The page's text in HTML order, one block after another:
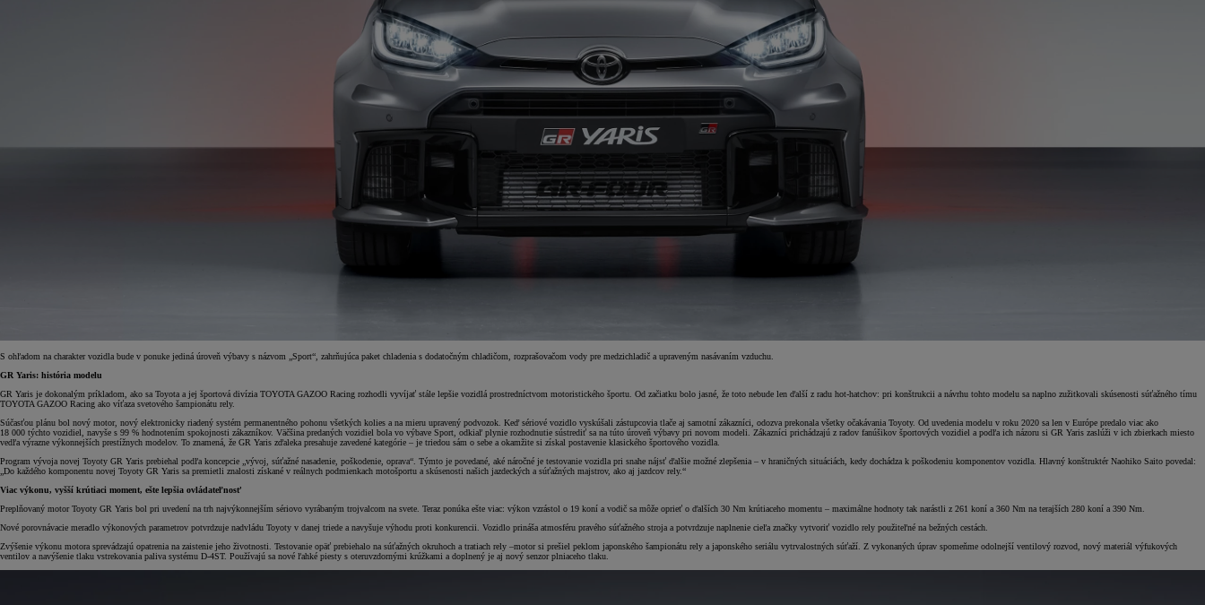
S ohľadom na charakter vozidla bude v ponuke jediná úroveň výbavy s názvom „Sport“, zahrňujúca paket chladenia s dodatočným chladičom, rozprašovačom vody pre medzichladič a upraveným nasávaním vzduchu.
GR Yaris: história modelu
GR Yaris je dokonalým príkladom, ako sa Toyota a jej športová divízia TOYOTA GAZOO Racing rozhodli vyvíjať stále lepšie vozidlá prostredníctvom motoristického športu. Od začiatku bolo jasné, že toto nebude len ďalší z radu hot-hatchov: pri konštrukcii a návrhu tohto modelu sa naplno zužitkovali skúsenosti súťažného tímu
TOYOTA GAZOO Racing ako víťaza svetového šampionátu rely.
Súčasťou plánu bol nový motor, nový elektronicky riadený systém permanentného pohonu všetkých kolies a na mieru upravený podvozok. Keď sériové vozidlo vyskúšali zástupcovia tlače aj samotní zákazníci, odozva prekonala všetky očakávania Toyoty. Od uvedenia modelu v roku 2020 sa len v Európe predalo viac ako
18 000 týchto vozidiel, navyše s 99 % hodnotením spokojnosti zákazníkov. Väčšina predaných vozidiel bola vo výbave Sport, odkiaľ plynie rozhodnutie sústrediť sa na túto úroveň výbavy pri novom modeli. Zákazníci prichádzajú z radov fanúšikov športových vozidiel a podľa ich názoru si GR Yaris zaslúži v ich zbierkach miesto
vedľa výrazne výkonnejších prestížnych modelov. To znamená, že GR Yaris zďaleka presahuje zavedené kategórie – je triedou sám o sebe a okamžite si získal postavenie klasického športového vozidla.
Program vývoja novej Toyoty GR Yaris prebiehal podľa koncepcie „vývoj, súťažné nasadenie, poškodenie, oprava“. Týmto je povedané, aké náročné je testovanie vozidla pri snahe nájsť ďalšie možné zlepšenia – v hraničných situáciách, kedy dochádza k poškodeniu komponentov vozidla. Hlavný konštruktér Naohiko Saito povedal:
„Do každého komponentu novej Toyoty GR Yaris sa premietli znalosti získané v reálnych podmienkach motošportu a skúsenosti našich jazdeckých a súťažných majstrov, ako aj jazdcov rely.“
Viac výkonu, vyšší krútiaci moment, ešte lepšia ovládateľnosť
Preplňovaný motor Toyoty GR Yaris bol pri uvedení na trh najvýkonnejším sériovo vyrábaným trojvalcom na svete. Teraz ponúka ešte viac: výkon vzrástol o 19 koní a vodič sa môže oprieť o ďalších 30 Nm krútiaceho momentu – maximálne hodnoty tak narástli z 261 koní a 360 Nm na terajších 280 koní a 390 Nm.
Nové porovnávacie meradlo výkonových parametrov potvrdzuje nadvládu Toyoty v danej triede a navyšuje výhodu proti konkurencii. Vozidlo prináša atmosféru pravého súťažného stroja a potvrdzuje naplnenie cieľa značky vytvoriť vozidlo rely použiteľné na bežných cestách.
Zvýšenie výkonu motora sprevádzajú opatrenia na zaistenie jeho životnosti. Testovanie opäť prebiehalo na súťažných okruhoch a tratiach rely –motor si prešiel peklom japonského šampionátu rely a japonského seriálu vytrvalostných súťaží. Z vykonaných úprav spomeňme odolnejší ventilový rozvod, nový materiál výfukových
ventilov a navýšenie tlaku vstrekovania paliva systému D-4ST. Používajú sa nové ľahké piesty s oteruvzdornými krúžkami a doplnený je aj nový senzor plniaceho tlaku.